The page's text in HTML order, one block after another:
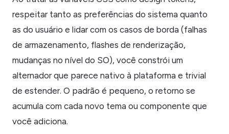
respeitar tanto as preferências do sistema quanto
as do usuário e lidar com os casos de borda (falhas
de armazenamento, flashes de renderização,
mudanças no nível do SO), você constrói um
alternador que parece nativo à plataforma e trivial
de estender. O padrão é pequeno, o retorno se
acumula com cada novo tema ou componente que
você adiciona.